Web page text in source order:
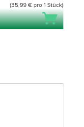
(35,99 € pro 1 Stück)